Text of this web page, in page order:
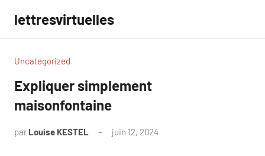
contenu
lettresvirtuelles
Uncategorized
Expliquer simplement
maisonfontaine
par Louise KESTEL juin 12, 2024